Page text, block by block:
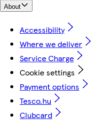
About
Accessibility
Where we deliver
Service Charge
Cookie settings
Payment options
Tesco.hu
Clubcard